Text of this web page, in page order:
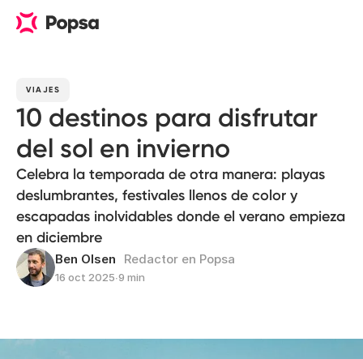
VIAJES
10 destinos para disfrutar
del sol en invierno
Celebra la temporada de otra manera: playas
deslumbrantes, festivales llenos de color y
escapadas inolvidables donde el verano empieza
en diciembre
Ben Olsen Redactor en Popsa
16 oct 2025∙9 min